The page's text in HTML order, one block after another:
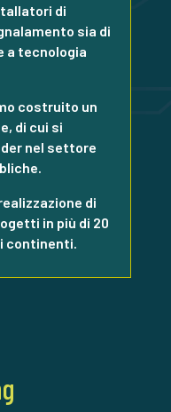
di
sia di
a tecnologia
costruito un
di cui si
nel settore
di
in più di 20
continenti.